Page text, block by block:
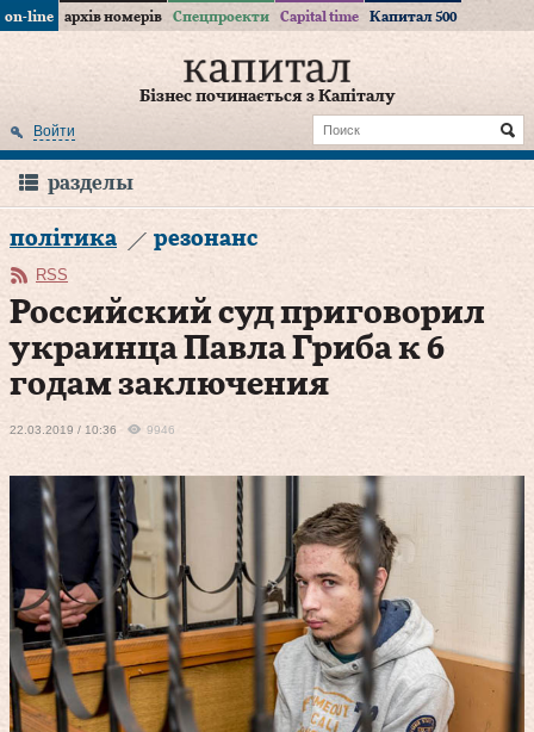
on-line архів номерів Спецпроекти Capital time Капитал 500
Бізнес починається з Капіталу
Войти
разделы
політика резонанс
RSS
Российский суд приговорил
украинца Павла Гриба к 6
годам заключения
22.03.2019 / 10:36 9946